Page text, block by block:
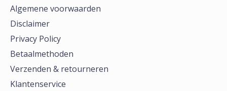
Algemene voorwaarden
Disclaimer
Privacy Policy
Betaalmethoden
Verzenden & retourneren
Klantenservice